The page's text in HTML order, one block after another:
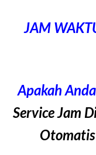
JAM
Apakah
Service Jam